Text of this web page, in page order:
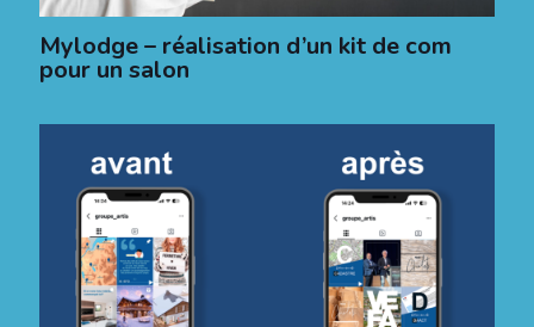
Mylodge – réalisation d’un kit de com
pour un salon